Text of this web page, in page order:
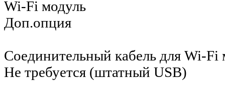
Wi-Fi модуль
Доп.опция
Соединительный кабель для Wi-Fi
Не требуется (штатный USB)